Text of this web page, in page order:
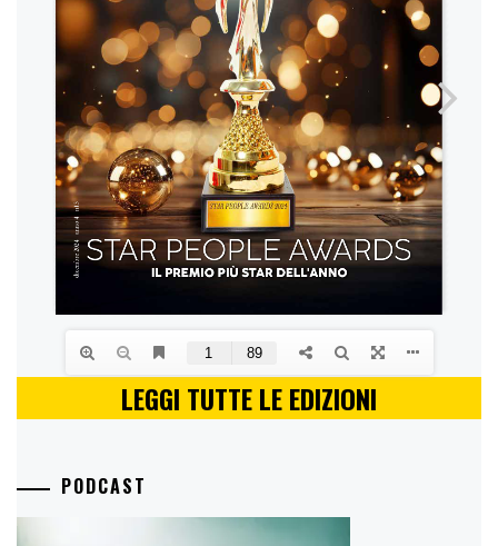
LEGGI TUTTE LE EDIZIONI
PODCAST